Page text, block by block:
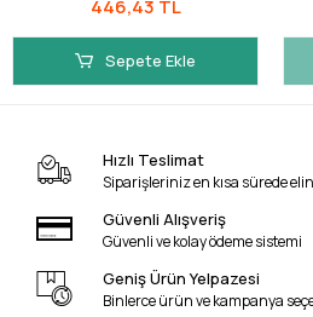
446,43 TL
Sepete Ekle
Hızlı Teslimat
Siparişleriniz en kısa sürede
Güvenli Alışveriş
Güvenli ve kolay ödeme sistemi
Geniş Ürün Yelpazesi
Binlerce ürün ve kampanya